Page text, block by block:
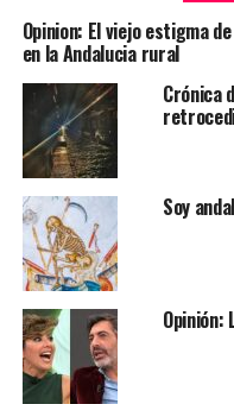
Opinion: El viejo estigma
en la Andalucia rural
Crónica
Soy
Opinión: